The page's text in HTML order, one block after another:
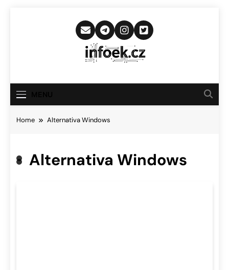
Infoek.cz
Novinkám
Home Alternativa Windows
Alternativa Windows